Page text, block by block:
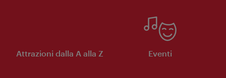
Attrazioni dalla A alla Z Eventi